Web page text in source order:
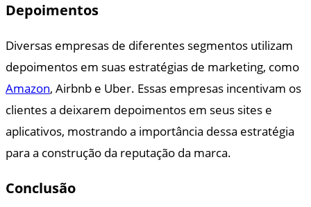
Depoimentos
Diversas empresas de diferentes segmentos utilizam
depoimentos em suas estratégias de marketing, como
Amazon, Airbnb e Uber. Essas empresas incentivam os
clientes a deixarem depoimentos em seus sites e
aplicativos, mostrando a importância dessa estratégia
para a construção da reputação da marca.
Conclusão